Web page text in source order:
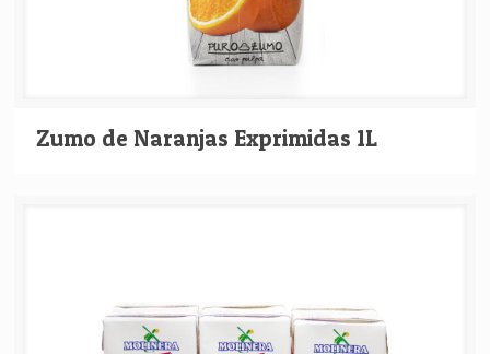
Zumo de Naranjas Exprimidas 1L